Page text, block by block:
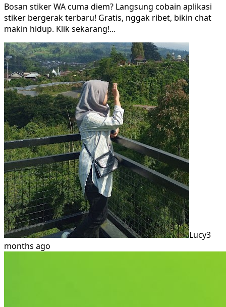
Bosan stiker WA cuma diem? Langsung cobain aplikasi
stiker bergerak terbaru! Gratis, nggak ribet, bikin chat
makin hidup. Klik sekarang!...
Lucy3
months ago